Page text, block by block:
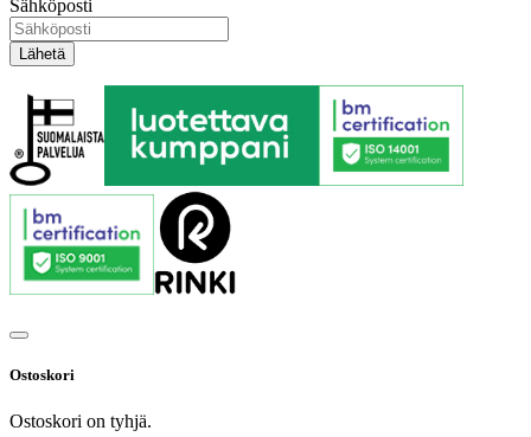
Sähköposti
Ostoskori
Ostoskori on tyhjä.